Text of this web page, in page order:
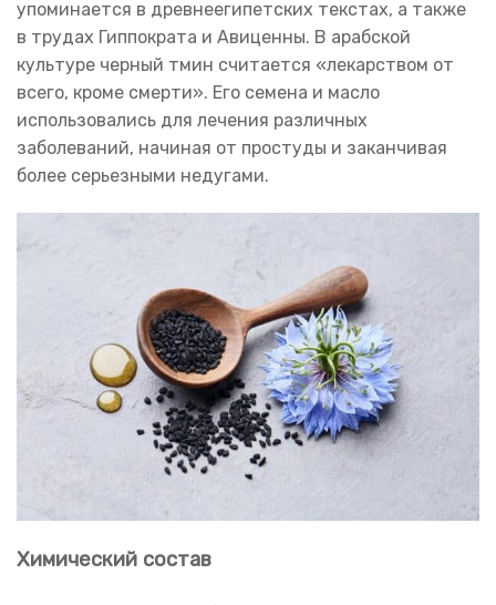
упоминается в древнеегипетских текстах, а также
в трудах Гиппократа и Авиценны. В арабской
культуре черный тмин считается «лекарством от
всего, кроме смерти». Его семена и масло
использовались для лечения различных
заболеваний, начиная от простуды и заканчивая
более серьезными недугами.
Химический состав